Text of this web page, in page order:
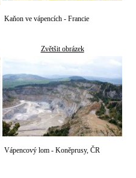
Kaňon ve vápencích - Francie
Zvětšit obrázek
Vápencový lom - Koněprusy, ČR